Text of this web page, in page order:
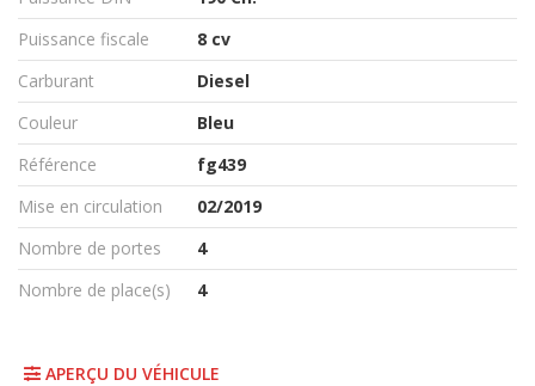
Puissance fiscale
8 cv
Carburant
Diesel
Couleur
Bleu
Référence
fg439
Mise en circulation
02/2019
Nombre de portes
4
Nombre de place(s)
4
APERÇU DU VÉHICULE